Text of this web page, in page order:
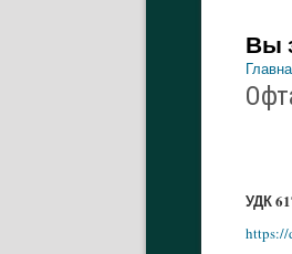
Вы
УДК
https://